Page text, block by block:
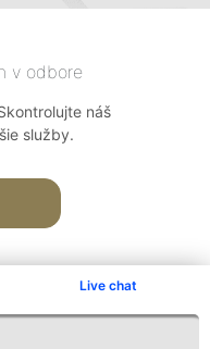
Live chat
v odbore
náš
služby.